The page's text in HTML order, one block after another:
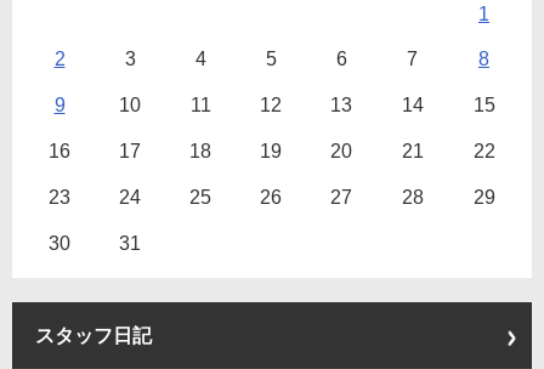
1
2 3 4 5 6 7 8
9 10 11 12 13 14 15
16 17 18 19 20 21 22
23 24 25 26 27 28 29
30 31
スタッフ日記